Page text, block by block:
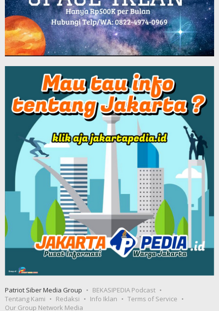
Patriot Siber Media Group
BEKASIPEDIA Podcast
Tentang Kami
Redaksi Info Iklan
Terms of Service
Our Group Network Media